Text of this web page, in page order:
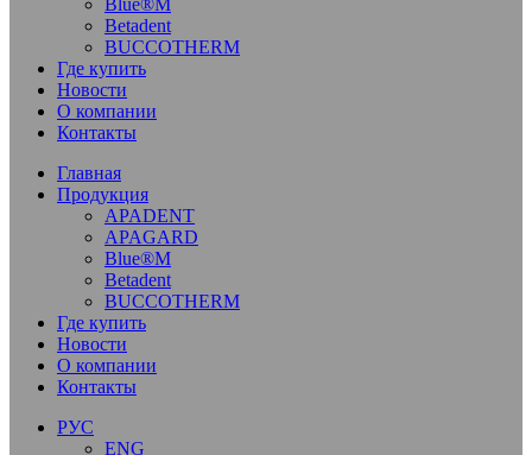
Blue®M
Betadent
BUCCOTHERM
Где купить
Новости
О компании
Контакты
Главная
Продукция
APADENT
APAGARD
Blue®M
Betadent
BUCCOTHERM
Где купить
Новости
О компании
Контакты
РУС
ENG